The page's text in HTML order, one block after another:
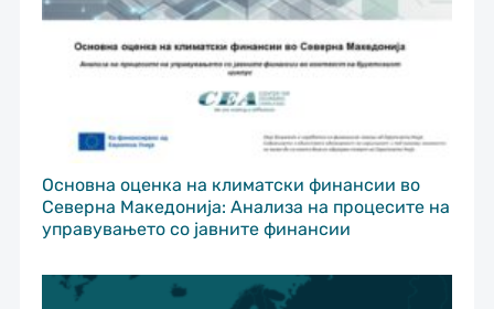
Основна оценка на климатски финансии во
Северна Македонија: Анализа на процесите на
управувањето со јавните финансии